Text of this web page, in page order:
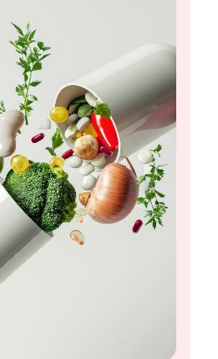
перееданию.